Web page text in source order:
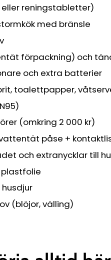
reningstabletter)
med bränsle
förpackning) och
och extra batterier
toalettpapper,
(omkring 2 000 kr)
påse +
och extranycklar till
plastfolie
(blöjor, välling)